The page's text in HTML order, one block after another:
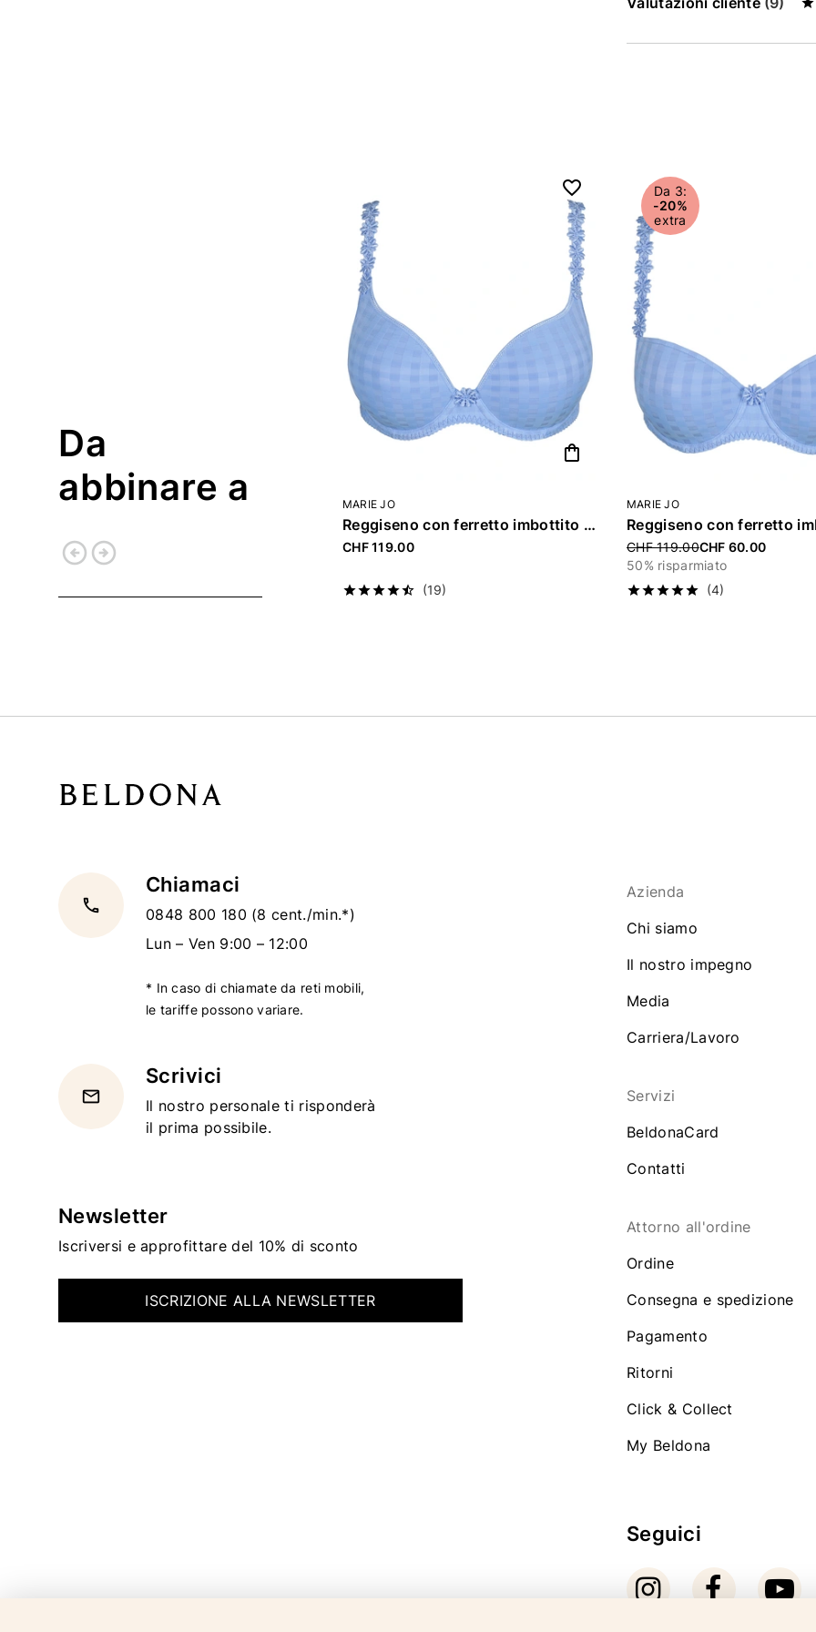
Da
abbinare a
arrow_circle_leftarrow_circle_right
shopping_bag
MARIE JO
Reggiseno con ferretto imbottito «Avero»
CHF 119.00
(19)
Da 3:
-20%
extra
MARIE JO
Price reduced from
CHF 119.00CHF 60.00
50% risparmiato
(4)
local_phone
Chiamaci
0848 800 180 (8 cent./min.*)
Lun – Ven 9:00 – 12:00
* In caso di chiamate da reti mobili,
le tariffe possono variare.
email
Scrivici
Il nostro personale ti risponderà
il prima possibile.
Newsletter
Iscriversi e approfittare del 10% di sconto
ISCRIZIONE ALLA NEWSLETTER
Azienda
Chi siamo
Il nostro impegno
Media
Carriera/Lavoro
Servizi
BeldonaCard
Contatti
Attorno all'ordine
Ordine
Consegna e spedizione
Pagamento
Ritorni
Click & Collect
My Beldona
Seguici